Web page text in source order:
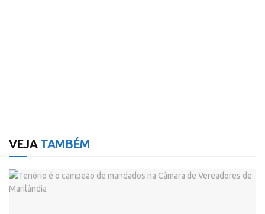
VEJATAMBÉM